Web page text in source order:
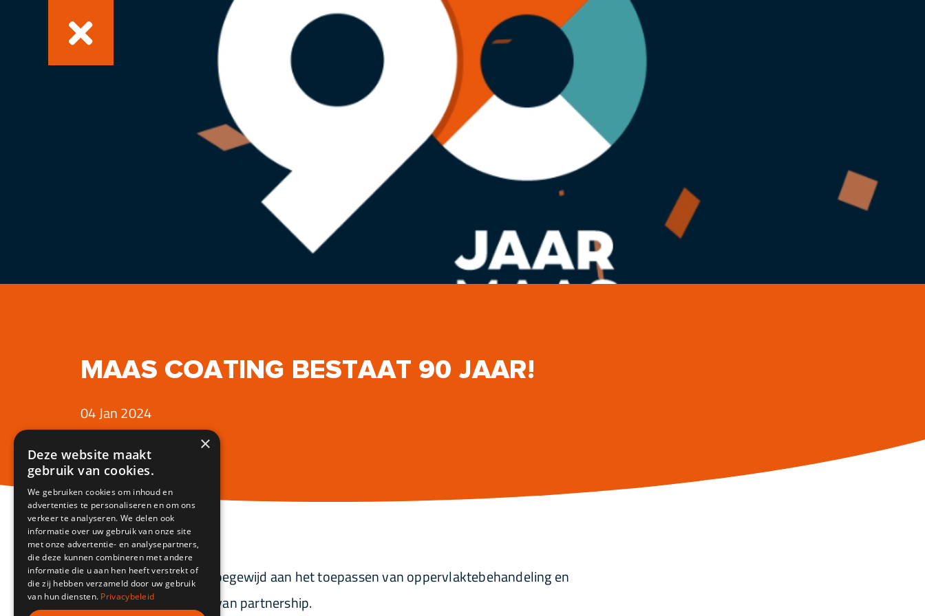
MAAS COATING BESTAAT 90 JAAR!
04 Jan 2024
Al 90 jaar lang zijn we toegewijd aan het toepassen van oppervlaktebehandeling en
gebouwd op de kracht van partnership.
×
Deze website maakt
gebruik van cookies.
We gebruiken cookies om inhoud en
advertenties te personaliseren en om ons
verkeer te analyseren. We delen ook
informatie over uw gebruik van onze site
met onze advertentie- en analysepartners,
die deze kunnen combineren met andere
informatie die u aan hen heeft verstrekt of
die zij hebben verzameld door uw gebruik
van hun diensten. Privacybeleid